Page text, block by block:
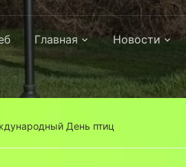
Главная Новости
День птиц